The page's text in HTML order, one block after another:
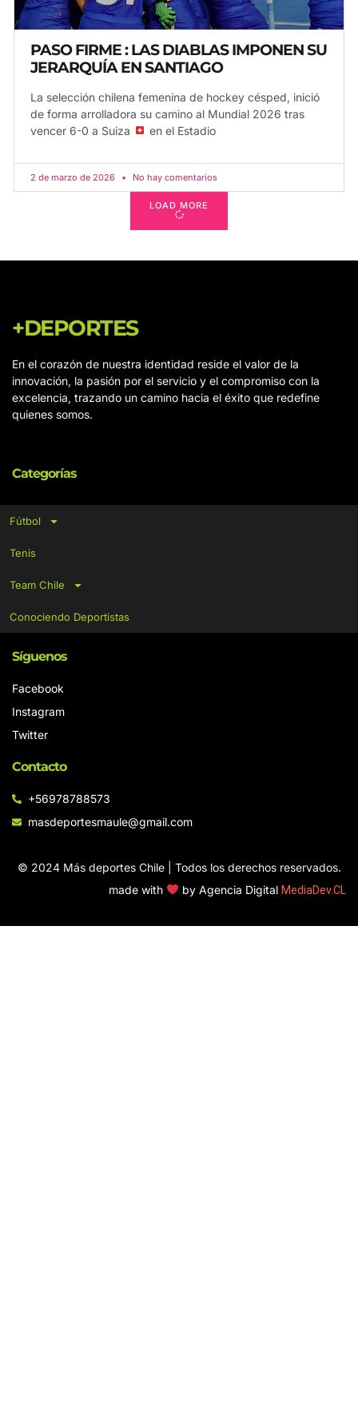
PASO FIRME : LAS DIABLAS IMPONEN SU
JERARQUÍA EN SANTIAGO
La selección chilena femenina de hockey césped, inició
de forma arrolladora su camino al Mundial 2026 tras
vencer 6-0 a Suiza
en el Estadio
2 de marzo de 2026 No hay comentarios
LOAD MORE
+DEPORTES
En el corazón de nuestra identidad reside el valor de la
innovación, la pasión por el servicio y el compromiso con la
excelencia, trazando un camino hacia el éxito que redefine
quienes somos.
Categorías
Fútbol
Tenis
Team Chile
Conociendo Deportistas
Síguenos
Facebook
Instagram
Twitter
Contacto
+56978788573
masdeportesmaule@gmail.com
© 2024 Más deportes Chile | Todos los derechos reservados.
made with
by Agencia Digital MediaDev.CL